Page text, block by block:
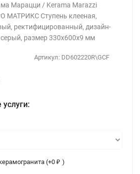
Марацци / Kerama Marazzi
МАТРИКС Ступень клееная,
ректифицированный, дизайн-
серый, размер 330x600x9 мм
Артикул: DD602220R\GCF
(+0 ₽ )